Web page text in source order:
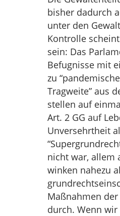
bisher dadurch
unter den
Kontrolle
sein: Das
Befugnisse mit
zu
Tragweite” aus
stellen auf
Art. 2 GG auf
Unversehrtheit
nicht war, allem
winken nahezu
Maßnahmen
durch. Wenn